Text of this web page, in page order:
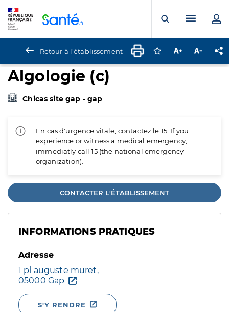
Ouvrir laMenu
Retour à l'établissement Connectez-vous
Augmenter la
Algologie (c)
Chicas site gap - gap
En cas d'urgence vitale, contactez le 15. If you
experience or witness a medical emergency,
immediatly call 15 (the national emergency
organization).
CONTACTER L'ÉTABLISSEMENT
INFORMATIONS PRATIQUES
Adresse
1 pl auguste muret,
05000 Gap
S'Y RENDRE